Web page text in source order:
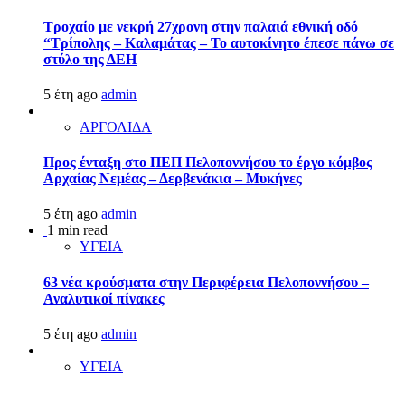
Τροχαίο με νεκρή 27χρονη στην παλαιά εθνική οδό
“Τρίπολης – Καλαμάτας – Το αυτοκίνητο έπεσε πάνω σε
στύλο της ΔΕΗ
5 έτη ago admin
ΑΡΓΟΛΙΔΑ
Προς ένταξη στο ΠΕΠ Πελοποννήσου το έργο κόμβος
Αρχαίας Νεμέας – Δερβενάκια – Μυκήνες
5 έτη ago admin
1 min read
ΥΓΕΙΑ
63 νέα κρούσματα στην Περιφέρεια Πελοποννήσου –
Αναλυτικοί πίνακες
5 έτη ago admin
ΥΓΕΙΑ